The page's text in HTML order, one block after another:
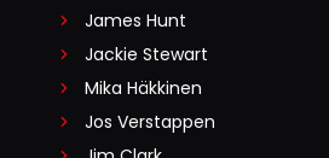
James Hunt
Jackie Stewart
Mika Häkkinen
Jos Verstappen